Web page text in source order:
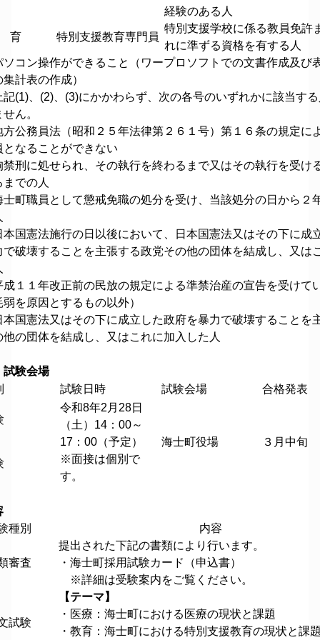
経験のある人
育 特別支援教育専門員
特別支援学校に係る教員免許
れに準ずる資格を有する人
ソコン操作ができること（ワープロソフトでの文書作成及び
計表の作成）
記(1)、(2)、(3)にかかわらず、次の各号のいずれかに該当す
ん。
務員法（昭和２５年法律第２６１号）第１６条の規定に
となることができない
に処せられ、その執行を終わるまで又はその執行を受け
での人
職員として懲戒免職の処分を受け、当該処分の日から２
憲法施行の日以後において、日本国憲法又はその下に成
で破壊することを主張する政党その他の団体を結成し、又は
１年改正前の民放の規定による準禁治産の宣告を受けて
を原因とするもの以外）
憲法又はその下に成立した政府を暴力で破壊することを
他の団体を結成し、又はこれに加入した人
試験会場
試験日時 試験会場 合格発表
令和8年2月28日
（土）14：00～
17：00（予定）
※面接は個別で
す。
海士町役場
３月中旬
種別
内容
審査
提出された下記の書類により行います。
・海士町採用試験カード（申込書）
※詳細は受験案内をご覧ください。
試験
【テーマ】
・医療：海士町における医療の現状と課題
・教育：海士町における特別支援教育の現状と課